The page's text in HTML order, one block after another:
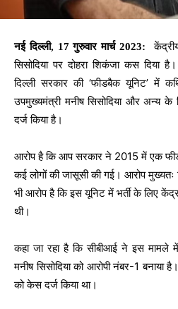
नई दिल्ली, 17 गुरुवार मार्च 2023:
सिसोदिया पर दोहरा शिकंजा कस दिया
दिल्ली सरकार की ‘फीडबैक यूनिट’ में
उपमुख्यमंत्री मनीष सिसोदिया और अन्य के
दर्ज किया है।
आरोप है कि आप सरकार ने 2015 में एक
कई लोगों की जासूसी की गई। आरोप मुख्यतः
भी आरोप है कि इस यूनिट में भर्ती के लिए
थी।
कहा जा रहा है कि सीबीआई ने इस
मनीष सिसोदिया को आरोपी नंबर-1 बनाया
को केस दर्ज किया था।